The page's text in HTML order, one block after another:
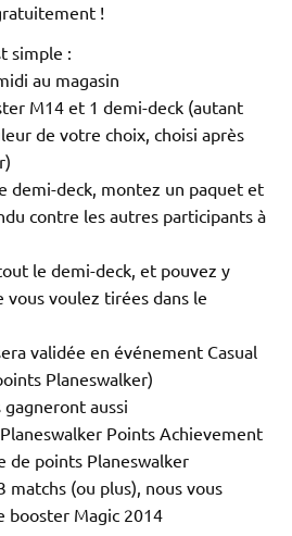
!
simple :
au magasin
M14 et 1 demi-deck (autant
de votre choix, choisi après
demi-deck, montez un paquet et
contre les autres participants à
le demi-deck, et pouvez y
vous voulez tirées dans le
validée en événement Casual
Planeswalker)
aussi
Points Achievement
de points Planeswalker
matchs (ou plus), nous vous
booster Magic 2014